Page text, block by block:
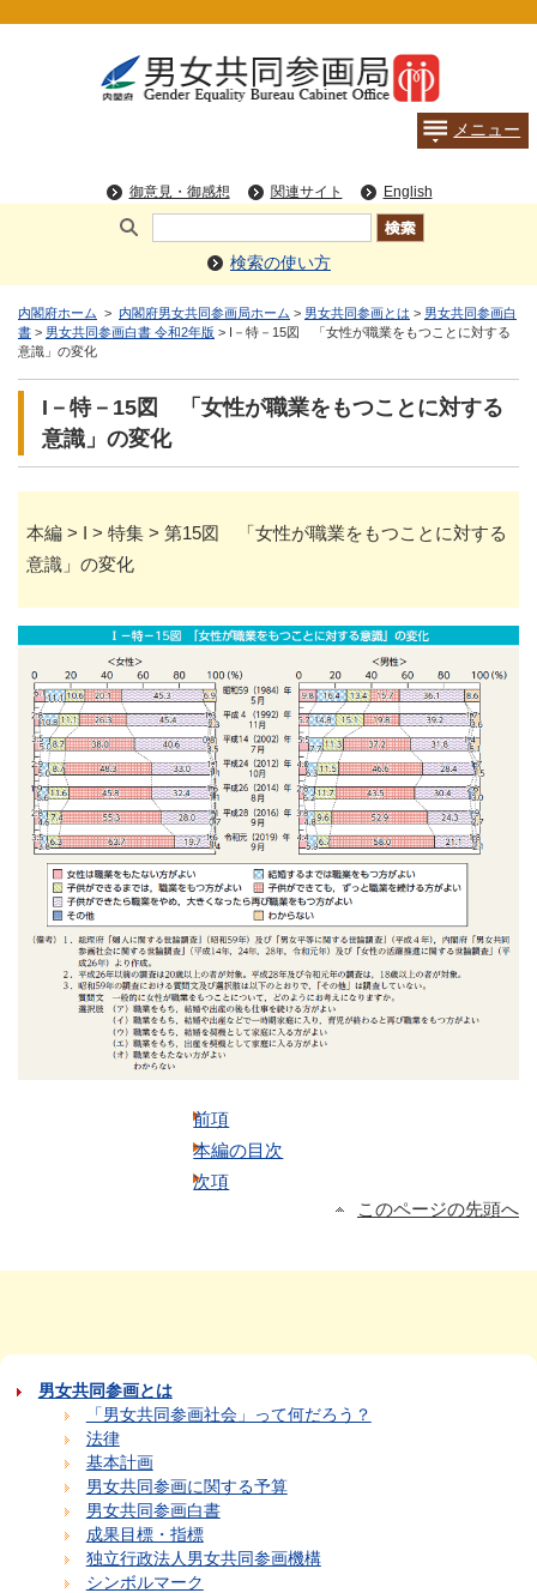
検索の使い方
内閣府ホーム > 内閣府男女共同参画局ホーム > 男女共同参画とは > 男女共同参画白
書 > 男女共同参画白書 令和2年版 > I－特－15図 「女性が職業をもつことに対する
意識」の変化
I－特－15図 「女性が職業をもつことに対する
意識」の変化
本編 > I > 特集 > 第15図 「女性が職業をもつことに対する
意識」の変化
前項
本編の目次
次項
このページの先頭へ